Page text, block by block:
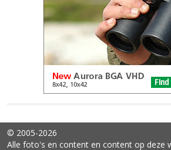
© 2005-2026
Alle foto's en content en content op deze